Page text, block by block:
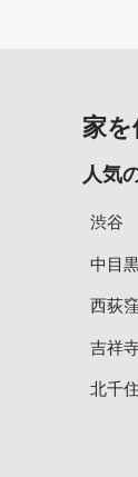
家
人気
渋谷
中目
西荻窪
吉祥
北千住